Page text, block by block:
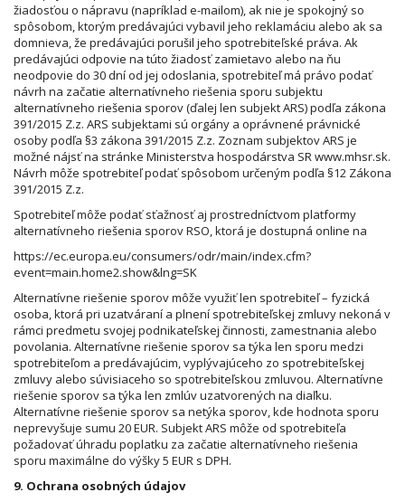
žiadosťou o nápravu (napríklad e-mailom), ak nie je spokojný so
spôsobom, ktorým predávajúci vybavil jeho reklamáciu alebo ak sa
domnieva, že predávajúci porušil jeho spotrebiteľské práva. Ak
predávajúci odpovie na túto žiadosť zamietavo alebo na ňu
neodpovie do 30 dní od jej odoslania, spotrebiteľ má právo podať
návrh na začatie alternatívneho riešenia sporu subjektu
alternatívneho riešenia sporov (ďalej len subjekt ARS) podľa zákona
391/2015 Z.z. ARS subjektami sú orgány a oprávnené právnické
osoby podľa §3 zákona 391/2015 Z.z. Zoznam subjektov ARS je
možné nájsť na stránke Ministerstva hospodárstva SRwww.mhsr.sk.
Návrh môže spotrebiteľ podať spôsobom určeným podľa §12 Zákona
391/2015 Z.z.
Spotrebiteľ môže podať sťažnosť aj prostredníctvom platformy
alternatívneho riešenia sporov RSO, ktorá je dostupná online na
https://ec.europa.eu/consumers/odr/main/index.cfm?
event=main.home2.show&lng=SK
Alternatívne riešenie sporov môže využiť len spotrebiteľ – fyzická
osoba, ktorá pri uzatváraní a plnení spotrebiteľskej zmluvy nekoná v
rámci predmetu svojej podnikateľskej činnosti, zamestnania alebo
povolania. Alternatívne riešenie sporov sa týka len sporu medzi
spotrebiteľom a predávajúcim, vyplývajúceho zo spotrebiteľskej
zmluvy alebo súvisiaceho so spotrebiteľskou zmluvou. Alternatívne
riešenie sporov sa týka len zmlúv uzatvorených na diaľku.
Alternatívne riešenie sporov sa netýka sporov, kde hodnota sporu
neprevyšuje sumu 20 EUR. Subjekt ARS môže od spotrebiteľa
požadovať úhradu poplatku za začatie alternatívneho riešenia
sporu maximálne do výšky 5 EUR s DPH.
9. Ochrana osobných údajov